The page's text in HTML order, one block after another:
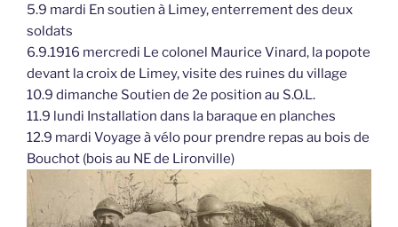
5.9 mardi En soutien à Limey, enterrement des deux
soldats
6.9.1916 mercredi Le colonel Maurice Vinard, la popote
devant la croix de Limey, visite des ruines du village
10.9 dimanche Soutien de 2e position au S.O.L.
11.9 lundi Installation dans la baraque en planches
12.9 mardi Voyage à vélo pour prendre repas au bois de
Bouchot (bois au NE de Lironville)